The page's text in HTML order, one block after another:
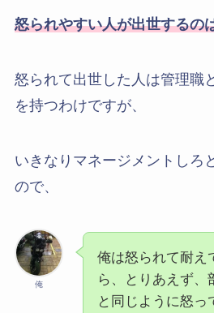
怒られやすい人が出世するの
怒られて出世した人は管理職
を持つわけですが、
いきなりマネージメントしろ
ので、
俺
俺は怒られて耐え
ら、とりあえず、
と同じように怒っ